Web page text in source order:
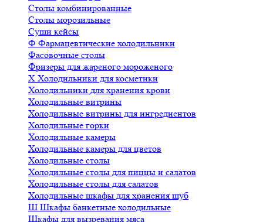
Столы комбинированные
Столы морозильные
Суши кейсы
Ф Фармацевтические холодильники
Фасовочные столы
Фризеры для жареного мороженого
Х Холодильники для косметики
Холодильники для хранения крови
Холодильные витрины
Холодильные витрины для ингредиентов
Холодильные горки
Холодильные камеры
Холодильные камеры для цветов
Холодильные столы
Холодильные столы для пиццы и салатов
Холодильные столы для салатов
Холодильные шкафы для хранения шуб
Ш Шкафы банкетные холодильные
Шкафы для вызревания мяса